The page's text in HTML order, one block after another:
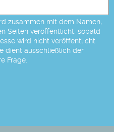
zusammen mit dem Namen,
Seiten veröffentlicht, sobald
wird nicht veröffentlicht
dient ausschließlich der
Frage.